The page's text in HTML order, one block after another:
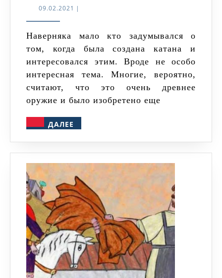
первый
русский
огнестрел
–
сверстники?
09.02.2021 09.02.2021
|
Наверняка мало кто задумывался о
том, когда была создана катана и
интересовался этим. Вроде не особо
интересная тема. Многие, вероятно,
считают, что это очень древнее
оружие и было изобретено еще
ДАЛЕЕ